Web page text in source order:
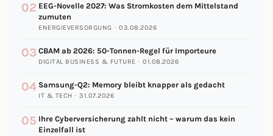
02 EEG-Novelle 2027: Was Stromkosten dem Mittelstand
zumuten
ENERGIEVERSORGUNG · 03.08.2026
03 CBAM ab 2026: 50-Tonnen-Regel für Importeure
DIGITAL BUSINESS & FUTURE · 01.08.2026
04 Samsung-Q2: Memory bleibt knapper als gedacht
IT & TECH · 31.07.2026
05 Ihre Cyberversicherung zahlt nicht – warum das kein
Einzelfall ist